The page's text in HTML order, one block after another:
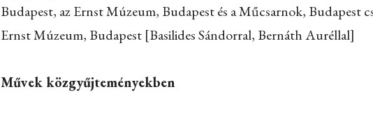
Budapest, az Ernst Múzeum, Budapest és a Műcsarnok, Budapest
Ernst Múzeum, Budapest [Basilides Sándorral, Bernáth Auréllal]
Művek közgyűjteményekben